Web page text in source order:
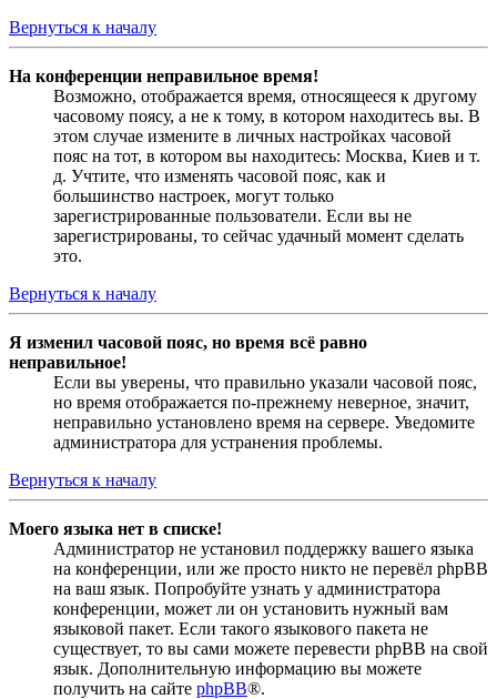
Вернуться к началу
На конференции неправильное время!
Возможно, отображается время, относящееся к другому
часовому поясу, а не к тому, в котором находитесь вы. В
этом случае измените в личных настройках часовой
пояс на тот, в котором вы находитесь: Москва, Киев и т.
д. Учтите, что изменять часовой пояс, как и
большинство настроек, могут только
зарегистрированные пользователи. Если вы не
зарегистрированы, то сейчас удачный момент сделать
это.
Вернуться к началу
Я изменил часовой пояс, но время всё равно
неправильное!
Если вы уверены, что правильно указали часовой пояс,
но время отображается по-прежнему неверное, значит,
неправильно установлено время на сервере. Уведомите
администратора для устранения проблемы.
Вернуться к началу
Моего языка нет в списке!
Администратор не установил поддержку вашего языка
на конференции, или же просто никто не перевёл phpBB
на ваш язык. Попробуйте узнать у администратора
конференции, может ли он установить нужный вам
языковой пакет. Если такого языкового пакета не
существует, то вы сами можете перевести phpBB на свой
язык. Дополнительную информацию вы можете
получить на сайте phpBB®.